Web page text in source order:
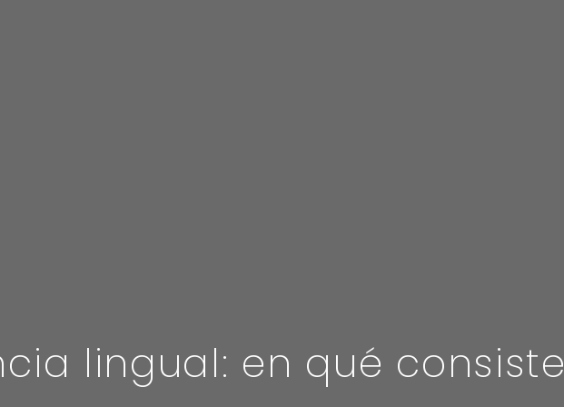
lingual: en qué consiste